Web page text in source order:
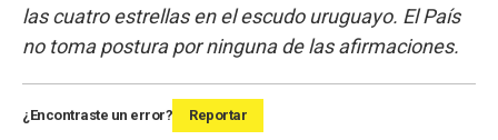
las cuatro estrellas en el escudo uruguayo. El País
no toma postura por ninguna de las afirmaciones.
¿Encontraste un error? Reportar